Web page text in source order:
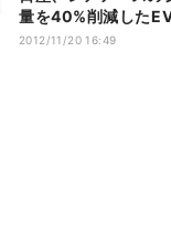
量を40%削減した
2012/11/20 16:49